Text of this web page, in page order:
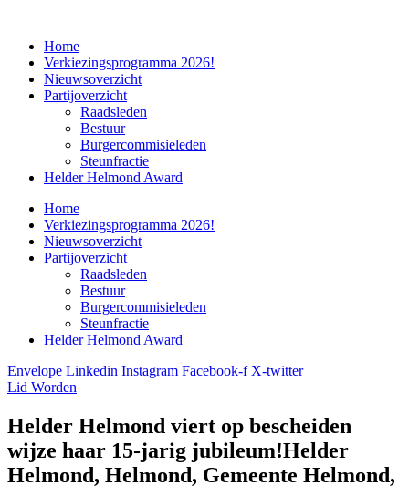
Home
Verkiezingsprogramma 2026!
Nieuwsoverzicht
Partijoverzicht
Raadsleden
Bestuur
Burgercommisieleden
Steunfractie
Helder Helmond Award
Home
Verkiezingsprogramma 2026!
Nieuwsoverzicht
Partijoverzicht
Raadsleden
Bestuur
Burgercommisieleden
Steunfractie
Helder Helmond Award
Envelope Linkedin Instagram Facebook-f X-twitter
Lid Worden
Helder Helmond viert op bescheiden
wijze haar 15-jarig jubileum!Helder
Helmond, Helmond, Gemeente Helmond,